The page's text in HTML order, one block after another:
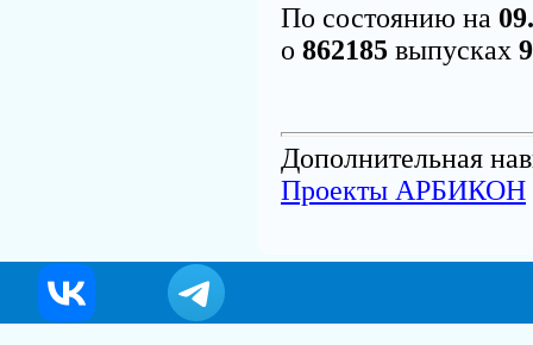
По состоянию на
о 862185 выпусках
Дополнительная
Проекты АРБИКОН